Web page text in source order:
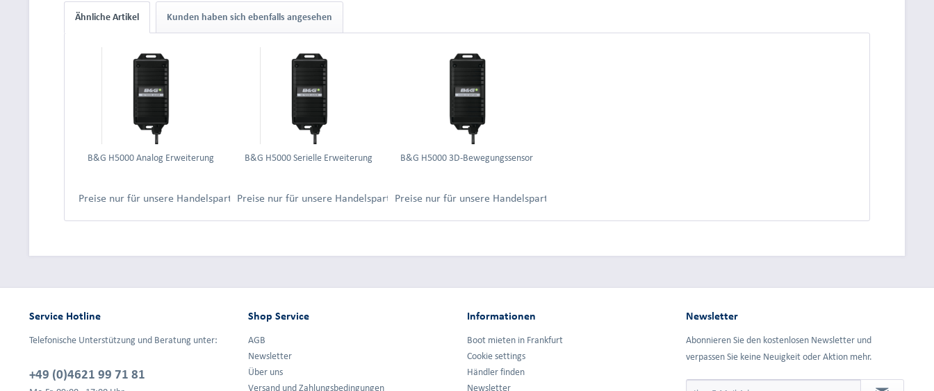
Ähnliche Artikel Kunden haben sich ebenfalls angesehen
B&G H5000 Analog Erweiterung
Preise nur für unsere Handelspartner nach Anmeldung.
B&G H5000 Serielle Erweiterung
Preise nur für unsere Handelspartner nach Anmeldung.
B&G H5000 3D-Bewegungssensor
Preise nur für unsere Handelspartner nach Anmeldung.
Service Hotline
Telefonische Unterstützung und Beratung unter:
+49 (0)4621 99 71 81
Shop Service
AGB
Newsletter
Über uns
Versand und Zahlungsbedingungen
Informationen
Boot mieten in Frankfurt
Cookie settings
Händler finden
Newsletter
Newsletter
Abonnieren Sie den kostenlosen Newsletter und
verpassen Sie keine Neuigkeit oder Aktion mehr.